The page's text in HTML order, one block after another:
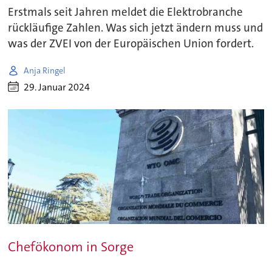
Erstmals seit Jahren meldet die Elektrobranche
rückläufige Zahlen. Was sich jetzt ändern muss und
was der ZVEI von der Europäischen Union fordert.
Anja Ringel
29. Januar 2024
Chefökonom in Sorge